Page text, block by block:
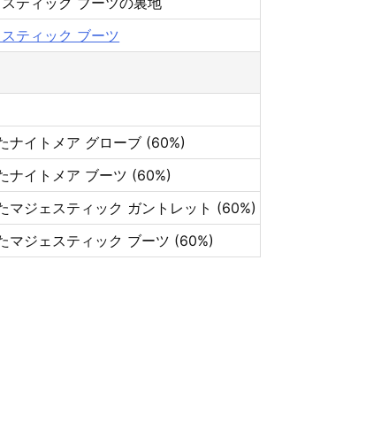
ティック ブーツ
ナイトメア グローブ (60%)
ナイトメア ブーツ (60%)
マジェスティック ガントレット (60%)
マジェスティック ブーツ (60%)